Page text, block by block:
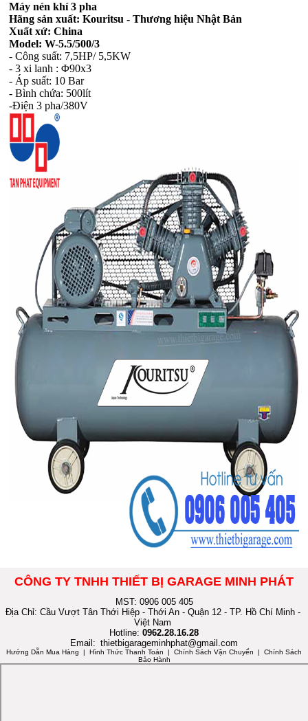
Máy nén khí 3 pha
Hãng sản xuất: Kouritsu - Thương hiệu Nhật Bản
Xuất xứ: China
Model: W-5.5/500/3
- Công suất: 7,5HP/ 5,5KW
- 3 xi lanh : Φ90x3
- Áp suất: 10 Bar
- Bình chứa: 500lít
-Điện 3 pha/380V
CÔNG TY TNHH THIẾT BỊ GARAGE MINH PHÁT
MST: 0906 005 405
Địa Chỉ: Cầu Vượt Tân Thới Hiệp - Thới An - Quận 12 - TP. Hồ Chí Minh -
Việt Nam
Hotline: 0962.28.16.28
Email: thietbigarageminhphat@gmail.com
Hướng Dẫn Mua Hàng | Hình Thức Thanh Toán | Chính Sách Vận Chuyển | Chính Sách
Bảo Hành